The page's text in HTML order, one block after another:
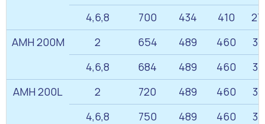
4,6,8
700 434 410
АМН 200M
2 654 489 460
4,6,8
684 489 460
АМН 200L
2 720 489 460
4,6,8
750 489 460